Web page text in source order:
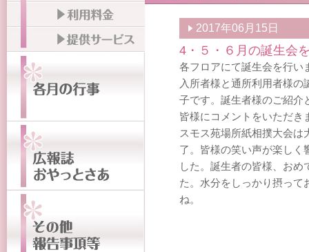
2017年06月15日
4・５・６月の誕生会
各フロアにて誕生会を行い
入所者様と通所利用者様の
子です。誕生者様のご紹介
皆様にコメントをいただき
スモス苑場所紙相撲大会は
了。皆様の笑い声が楽しく
した。誕生者の皆様、おめ
た。水分をしっかり摂って
ね。